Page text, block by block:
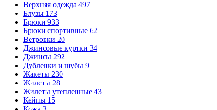
Верхняя одежда 497
Блузы 173
Брюки 933
Брюки спортивные 62
Ветровки 20
Джинсовые куртки 34
Джинсы 292
Дубленки и шубы 9
Жакеты 230
Жилеты 28
Жилеты утепленные 43
Кейпы 15